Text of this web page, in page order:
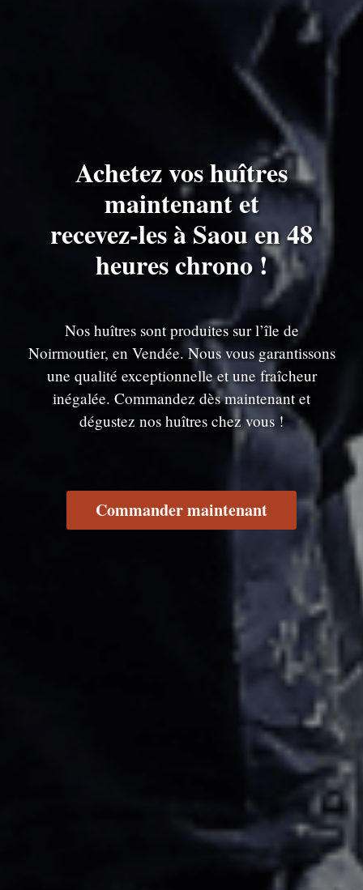
Achetez vos huîtres
maintenant et
recevez-les à Saou en 48
heures chrono !
Nos huîtres sont produites sur l’île de
Noirmoutier, en Vendée. Nous vous garantissons
une qualité exceptionnelle et une fraîcheur
inégalée. Commandez dès maintenant et
dégustez nos huîtres chez vous !
Commander maintenant